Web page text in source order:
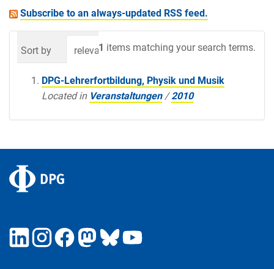
Subscribe to an always-updated RSS feed.
1 items matching your search terms.
Sort by relevance date (newest first)
DPG-Lehrerfortbildung, Physik und Musik
Located in Veranstaltungen /2010